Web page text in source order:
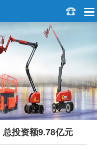
投资额9.78亿元